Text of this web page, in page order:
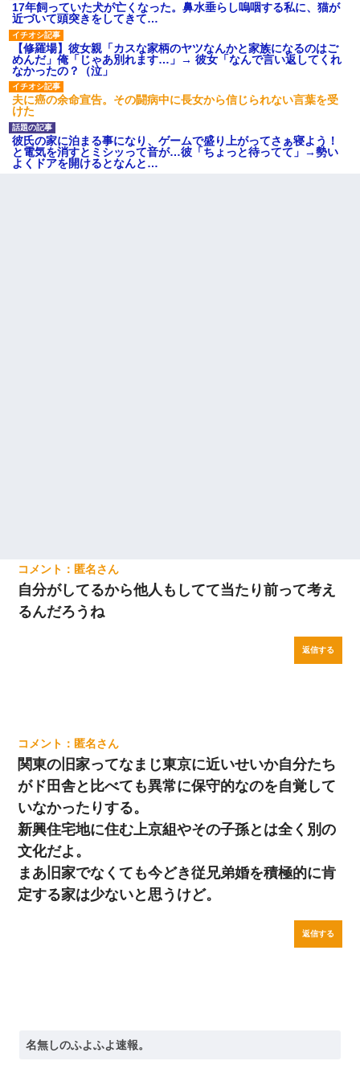
17年飼っていた犬が亡くなった。鼻水垂らし嗚咽する私に、猫が
近づいて頭突きをしてきて…
【修羅場】彼女親「カスな家柄のヤツなんかと家族になるのはご
めんだ」俺「じゃあ別れます…」→ 彼女「なんで言い返してくれ
なかったの？（泣」
夫に癌の余命宣告。その闘病中に長女から信じられない言葉を受
けた
彼氏の家に泊まる事になり、ゲームで盛り上がってさぁ寝よう！
と電気を消すとミシッって音が…彼「ちょっと待ってて」→勢い
よくドアを開けるとなんと…
匿名
自分がしてるから他人もしてて当たり前って考え
るんだろうね
返信する
匿名
関東の旧家ってなまじ東京に近いせいか自分たち
がド田舎と比べても異常に保守的なのを自覚して
いなかったりする。
新興住宅地に住む上京組やその子孫とは全く別の
文化だよ。
まあ旧家でなくても今どき従兄弟婚を積極的に肯
定する家は少ないと思うけど。
返信する